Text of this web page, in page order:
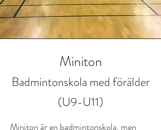
Miniton
Badmintonskola med förälder
(U9-U11)
Miniton är en badmintonskola, men